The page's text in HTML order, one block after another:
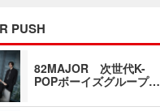
PUSH
82MAJOR 次世代K-
POPボーイズグループ…